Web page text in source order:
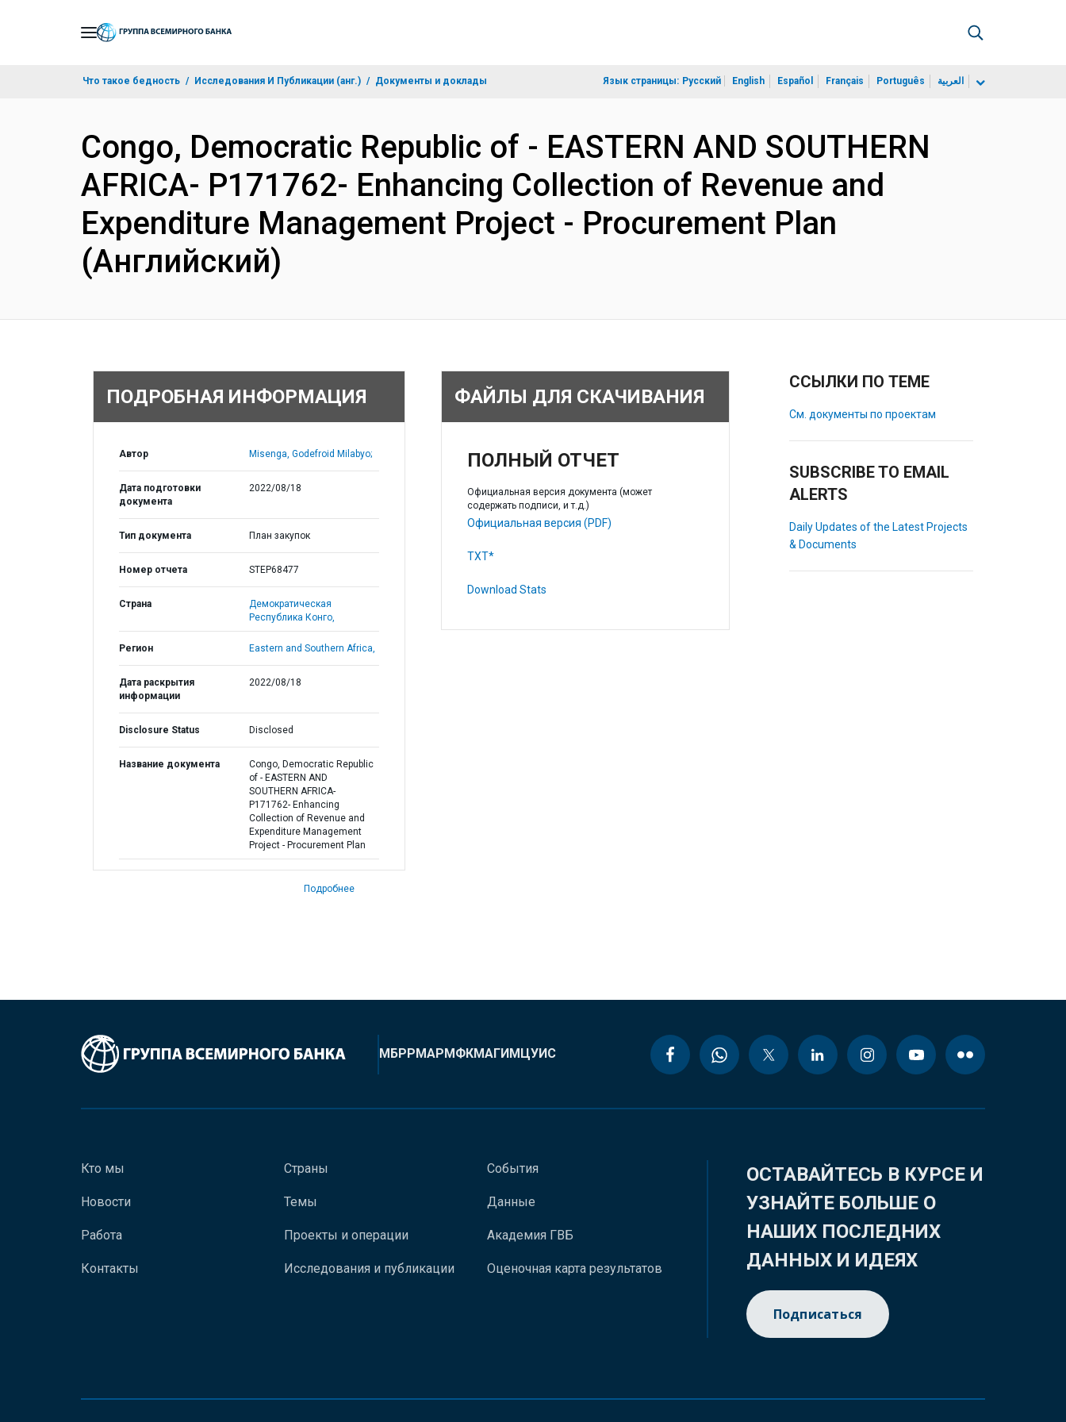
Что такое бедность Исследования И Публикации (анг.) Документы и доклады Язык страницы: Русский English Español Français Português العربية
Congo, Democratic Republic of - EASTERN AND SOUTHERN
AFRICA- P171762- Enhancing Collection of Revenue and
Expenditure Management Project - Procurement Plan
(Английский)
ПОДРОБНАЯ ИНФОРМАЦИЯ
Автор Misenga, Godefroid Milabyo;
Дата подготовки
документа
2022/08/18
Тип документа План закупок
Номер отчета STEP68477
Страна
Демократическая
Республика Конго,
Регион Eastern and Southern Africa,
Дата раскрытия
информации
2022/08/18
Disclosure Status Disclosed
Название документа
Congo, Democratic Republic
of - EASTERN AND
SOUTHERN AFRICA-
P171762- Enhancing
Collection of Revenue and
Expenditure Management
Project - Procurement Plan
Подробнее
ФАЙЛЫ ДЛЯ СКАЧИВАНИЯ
ПОЛНЫЙ ОТЧЕТ
Официальная версия документа (может
содержать подписи, и т.д.)
Официальная версия (PDF)
TXT*
Download Stats
ССЫЛКИ ПО ТЕМЕ
См. документы по проектам
SUBSCRIBE TO EMAIL
ALERTS
Daily Updates of the Latest Projects
& Documents
МБРРМАРМФКМАГИМЦУИС
Кто мы
Новости
Работа
Контакты
Страны
Темы
Проекты и операции
Исследования и публикации
События
Данные
Академия ГВБ
Оценочная карта результатов
ОСТАВАЙТЕСЬ В КУРСЕ И
УЗНАЙТЕ БОЛЬШЕ О
НАШИХ ПОСЛЕДНИХ
ДАННЫХ И ИДЕЯХ
Подписаться